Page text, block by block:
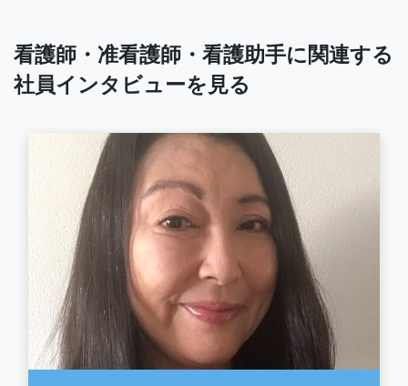
看護師・准看護師・看護助手に関連する
社員インタビューを見る